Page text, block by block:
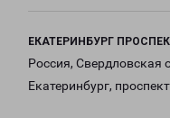
ЕКАТЕРИНБУРГ
Россия, Свердловская
Екатеринбург,